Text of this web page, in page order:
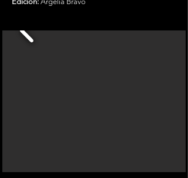
Edición: Argelia Bravo